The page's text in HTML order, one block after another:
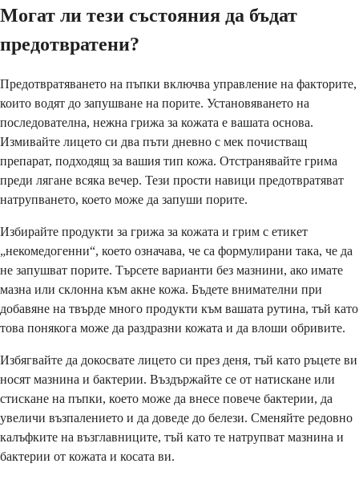
Могат ли тези състояния да бъдат
предотвратени?
Предотвратяването на пъпки включва управление на факторите,
които водят до запушване на порите. Установяването на
последователна, нежна грижа за кожата е вашата основа.
Измивайте лицето си два пъти дневно с мек почистващ
препарат, подходящ за вашия тип кожа. Отстранявайте грима
преди лягане всяка вечер. Тези прости навици предотвратяват
натрупването, което може да запуши порите.
Избирайте продукти за грижа за кожата и грим с етикет
„некомедогенни“, което означава, че са формулирани така, че да
не запушват порите. Търсете варианти без мазнини, ако имате
мазна или склонна към акне кожа. Бъдете внимателни при
добавяне на твърде много продукти към вашата рутина, тъй като
това понякога може да раздразни кожата и да влоши обривите.
Избягвайте да докосвате лицето си през деня, тъй като ръцете ви
носят мазнина и бактерии. Въздържайте се от натискане или
стискане на пъпки, което може да внесе повече бактерии, да
увеличи възпалението и да доведе до белези. Сменяйте редовно
калъфките на възглавниците, тъй като те натрупват мазнина и
бактерии от кожата и косата ви.